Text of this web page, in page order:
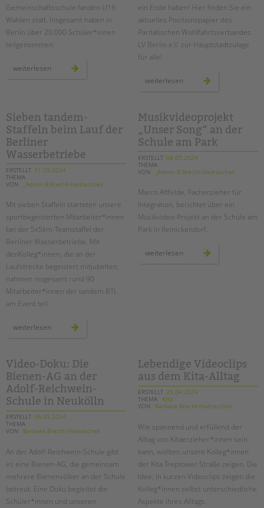
Gemeinschaftsschule fanden U16-
Wahlen statt. Insgesamt haben in
Berlin über 20.000 Schüler*innen
teilgenommen.
weiterlesen
europawahl
ein Ende haben! Hier finden Sie ein
aktuelles Positionspapier des
Paritätischen Wohlfahrtsverbandes
LV Berlin e.V. zur Hauptstadtzulage
für alle!
weiterlesen
positionspapier
alle
Sieben tandem-
Staffeln beim Lauf der
Berliner
Wasserbetriebe
ERSTELLT 31.05.2024
THEMA
VON
_Admin B.Brecht-Hadraschek
Mit sieben Staffeln starteten unsere
sportbegeisterten Mitarbeiter*innen
bei der 5x5km-Teamstaffel der
Berliner Wasserbetriebe. Mit
denKolleg*innen, die an der
Laufstrecke begeistert mitjubelten,
nahmen insgesamt rund 90
Mitarbeiter*innen der tandem BTL
am Event teil.
weiterlesen sieben
tandem-
der
berliner
wasserbetriebe
Musikvideoprojekt
„Unser Song“ an der
Schule am Park
ERSTELLT 08.05.2024
THEMA
VON
_Admin B.Brecht-Hadraschek
Marco Altfelde, Facherzieher für
Integration, berichtet über ein
Musikvideo-Projekt an der Schule am
Park in Reinickendorf.
weiterlesen musikvideoprojekt
Video-Doku: Die
Bienen-AG an der
Adolf-Reichwein-
Schule in Neukölln
ERSTELLT 06.05.2024
THEMA
VON
Barbara Brecht-Hadraschek
An der Adolf-Reichwein-Schule gibt
es eine Bienen-AG, die gemeinsam
mehrere Bienenvölker an der Schule
betreut. Eine Doku begleitet die
Schüler*innen und unseren
Lebendige Videoclips
aus dem Kita-Alltag
ERSTELLT 25.04.2024
THEMA
Kita
VON
Barbara Brecht-Hadraschek
Wie spannend und erfüllend der
Alltag von Kitaerzieher*innen sein
kann, wollten unsere Kolleg*innen
der Kita Treptower Straße zeigen. Die
Idee: In kurzen Videoclips zeigen die
Kolleg*innen selbst unterschiedliche
Aspekte ihres Alltags.